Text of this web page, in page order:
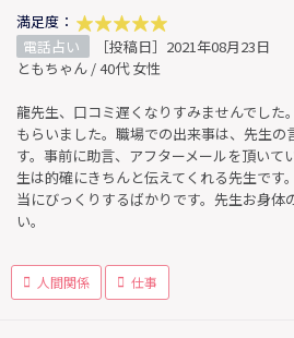
満足度：
電話占い
［投稿日］2021年08月23日
ともちゃん / 40代 女性
龍先生、口コミ遅くなりすみませんでした
もらいました。職場での出来事は、先生の
す。事前に助言、アフターメールを頂いて
生は的確にきちんと伝えてくれる先生です
当にびっくりするばかりです。先生お身体
い。
人間関係 仕事